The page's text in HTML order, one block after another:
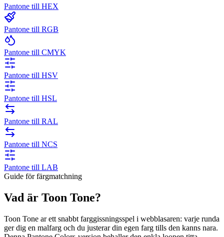
Pantone till HEX
Pantone till RGB
Pantone till CMYK
Pantone till HSV
Pantone till HSL
Pantone till RAL
Pantone till NCS
Pantone till LAB
Guide för färgmatchning
Vad är Toon Tone?
Toon Tone ar ett snabbt farggissningsspel i webblasaren: varje runda
ger dig en malfarg och du justerar din egen farg tills den kanns nara.